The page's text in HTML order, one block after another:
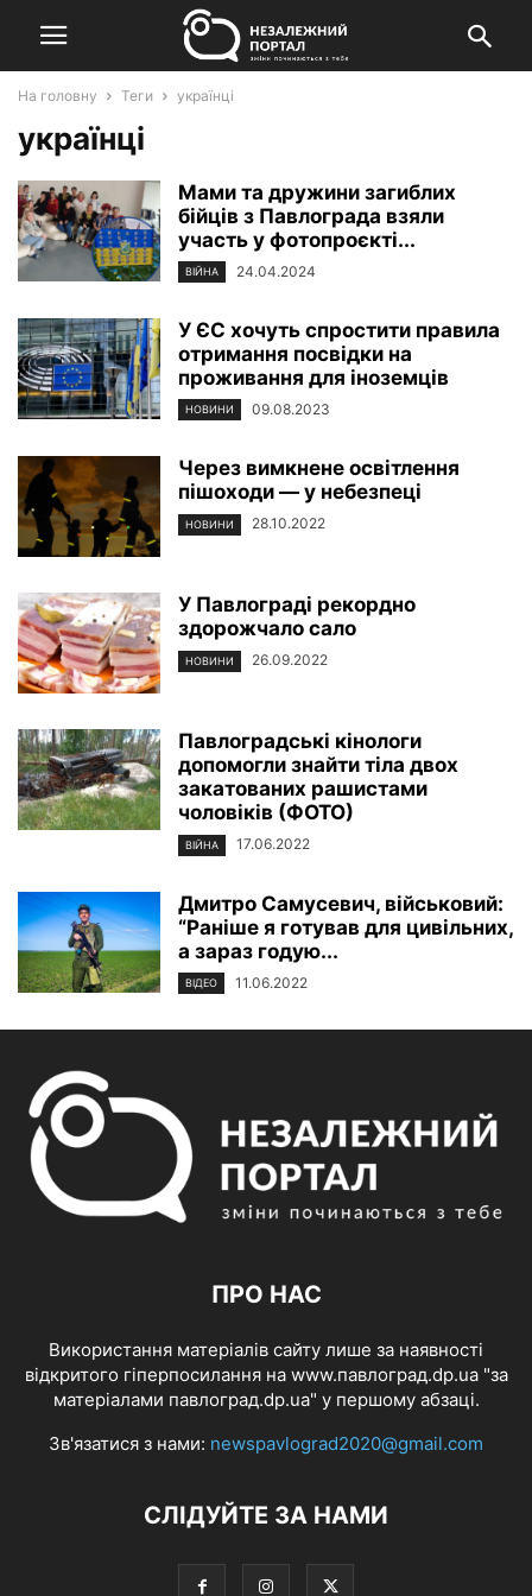
На головну Теги українці
українці
Мами та дружини загиблих
бійців з Павлограда взяли
участь у фотопроєкті...
ВІЙНА 24.04.2024
У ЄС хочуть спростити правила
отримання посвідки на
проживання для іноземців
НОВИНИ 09.08.2023
Через вимкнене освітлення
пішоходи — у небезпеці
НОВИНИ 28.10.2022
У Павлограді рекордно
здорожчало сало
НОВИНИ 26.09.2022
Павлоградські кінологи
допомогли знайти тіла двох
закатованих рашистами
чоловіків (ФОТО)
ВІЙНА 17.06.2022
Дмитро Самусевич, військовий:
“Раніше я готував для цивільних,
а зараз годую...
ВІДЕО 11.06.2022
ПРО НАС
Використання матеріалів сайту лише за наявності
відкритого гіперпосилання на www.павлоград.dp.ua "за
матеріалами павлоград.dp.ua" у першому абзаці.
Зв'язатися з нами: newspavlograd2020@gmail.com
СЛІДУЙТЕ ЗА НАМИ